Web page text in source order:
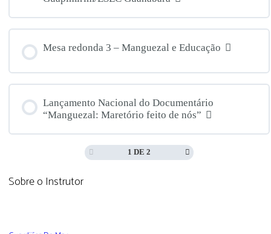
Mesa redonda 3 – Manguezal e Educação
Lançamento Nacional do Documentário
“Manguezal: Maretório feito de nós”
1 DE 2
Sobre o Instrutor